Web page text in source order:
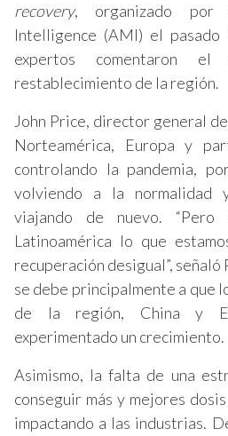
recovery, organizado por
Intelligence (AMI) el
expertos comentaron
restablecimiento de la región.
John Price, director general
Norteamérica, Europa y
controlando la pandemia,
volviendo a la normalidad
viajando de nuevo.
Latinoamérica lo que
recuperación desigual”,
se debe principalmente a que
de la región, China y
experimentado un crecimiento.
Asimismo, la falta de una
conseguir más y mejores
impactando a las industrias.